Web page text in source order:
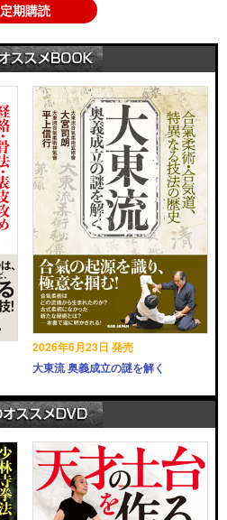
定期購読
2026年6月23日 発売
大東流 奥義成立の謎を解く